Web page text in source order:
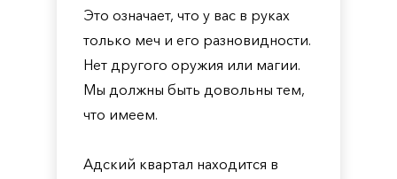
Это означает, что у вас в руках
только меч и его разновидности.
Нет другого оружия или магии.
Мы должны быть довольны тем,
что имеем.
Адский квартал находится в